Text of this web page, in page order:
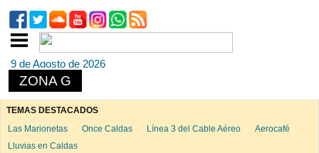
9 de Agosto de 2026
ZONA G
TEMAS DESTACADOS
Las Marionetas
Once Caldas Línea 3 del Cable Aéreo
Aerocafé
Lluvias en Caldas